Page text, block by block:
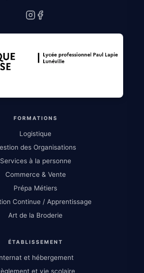
Instagram
FORMATIONS
Logistique
des Organisations
Services à la personne
Commerce & Vente
Prépa Métiers
Continue / Apprentissage
Art de la Broderie
ÉTABLISSEMENT
et hébergement
et vie scolaire